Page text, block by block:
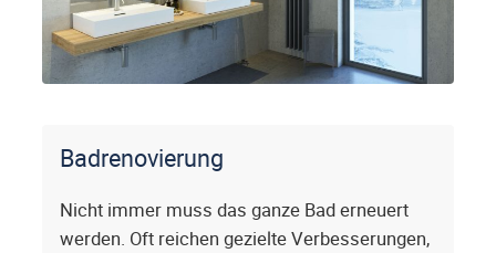
Badrenovierung
Nicht immer muss das ganze Bad erneuert
werden. Oft reichen gezielte Verbesserungen,